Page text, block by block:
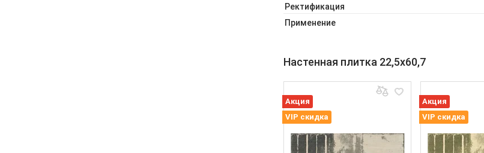
Ректификация
Применение
Настенная плитка 22,5x60,7
Акция
VIP скидка
Акция
VIP скидка